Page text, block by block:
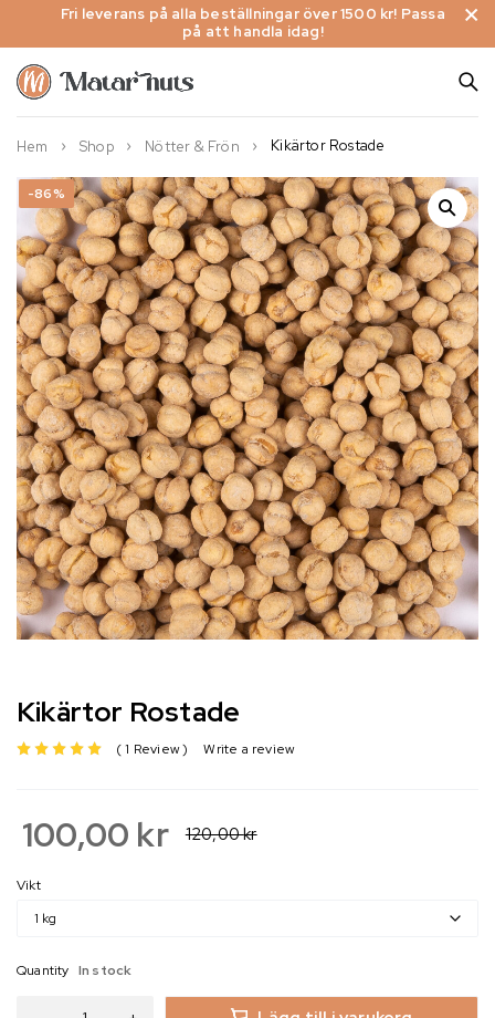
Fri leverans på alla beställningar över 1500 kr! Passa
på att handla idag!
Hem Shop Nötter & Frön Kikärtor Rostade
-86%
Kikärtor Rostade
1 Review Write a review
120,00kr
100,00 kr
Vikt
Quantity In stock